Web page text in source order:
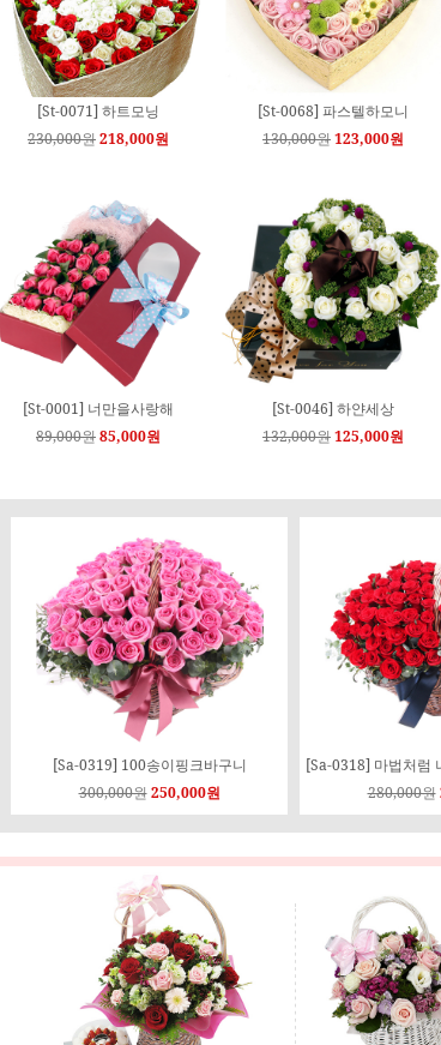
[Sd-0085] 축하3단화환- 할인상품
100,000원80,000원
85,000원65,000원
[Sd-0140] 축하3단화환
170,000원161,000원
[Sd-0092] 축하3단[특대]리본분리
170,000원161,000원
[Sa-0319] 100송이핑크바구니
300,000원 250,000원
280,000원